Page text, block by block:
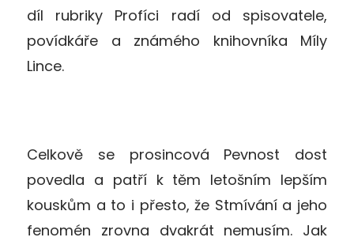
díl rubriky Profíci radí od spisovatele,
povídkáře a známého knihovníka Míly
Lince.
Celkově se prosincová Pevnost dost
povedla a patří k těm letošním lepším
kouskům a to i přesto, že Stmívání a jeho
fenomén zrovna dvakrát nemusím. Jak